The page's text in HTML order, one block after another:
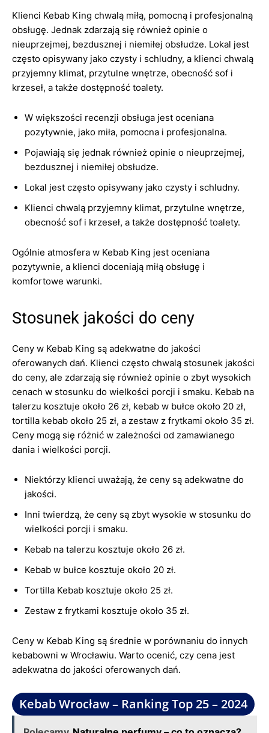
Klienci Kebab King chwalą miłą, pomocną i profesjonalną
obsługę. Jednak zdarzają się również opinie o
nieuprzejmej, bezdusznej i niemiłej obsłudze. Lokal jest
często opisywany jako czysty i schludny, a klienci chwalą
przyjemny klimat, przytulne wnętrze, obecność sof i
krzeseł, a także dostępność toalety.
W większości recenzji obsługa jest oceniana
pozytywnie, jako miła, pomocna i profesjonalna.
Pojawiają się jednak również opinie o nieuprzejmej,
bezdusznej i niemiłej obsłudze.
Lokal jest często opisywany jako czysty i schludny.
Klienci chwalą przyjemny klimat, przytulne wnętrze,
obecność sof i krzeseł, a także dostępność toalety.
Ogólnie atmosfera w Kebab King jest oceniana
pozytywnie, a klienci doceniają miłą obsługę i
komfortowe warunki.
Stosunek jakości do ceny
Ceny w Kebab King są adekwatne do jakości
oferowanych dań. Klienci często chwalą stosunek jakości
do ceny, ale zdarzają się również opinie o zbyt wysokich
cenach w stosunku do wielkości porcji i smaku. Kebab na
talerzu kosztuje około 26 zł, kebab w bułce około 20 zł,
tortilla kebab około 25 zł, a zestaw z frytkami około 35 zł.
Ceny mogą się różnić w zależności od zamawianego
dania i wielkości porcji.
Niektórzy klienci uważają, że ceny są adekwatne do
jakości.
Inni twierdzą, że ceny są zbyt wysokie w stosunku do
wielkości porcji i smaku.
Kebab na talerzu kosztuje około 26 zł.
Kebab w bułce kosztuje około 20 zł.
Tortilla Kebab kosztuje około 25 zł.
Zestaw z frytkami kosztuje około 35 zł.
Ceny w Kebab King są średnie w porównaniu do innych
kebabowni w Wrocławiu. Warto ocenić, czy cena jest
adekwatna do jakości oferowanych dań.
Kebab Wrocław – Ranking Top 25 – 2024